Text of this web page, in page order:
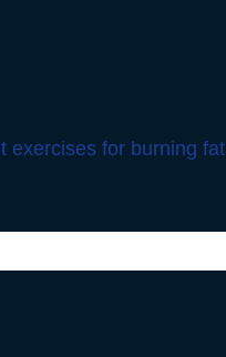
exercises for burning fat